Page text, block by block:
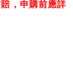
，申購前應詳